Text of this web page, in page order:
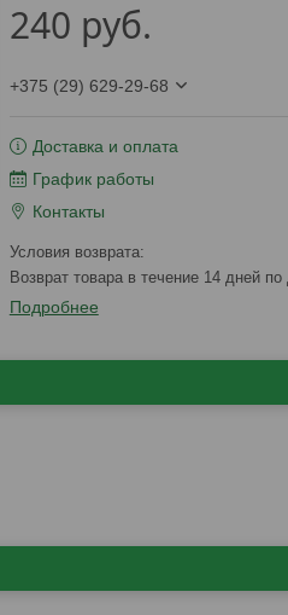
240 руб.
+375 (29) 629-29-68
Доставка и оплата
График работы
Контакты
возврат товара в течение 14 дней по
Подробнее